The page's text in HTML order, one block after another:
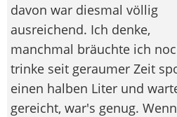
davon war diesmal völlig
ausreichend. Ich denke,
manchmal bräuchte ich
trinke seit geraumer Zeit
einen halben Liter und
gereicht, war's genug.